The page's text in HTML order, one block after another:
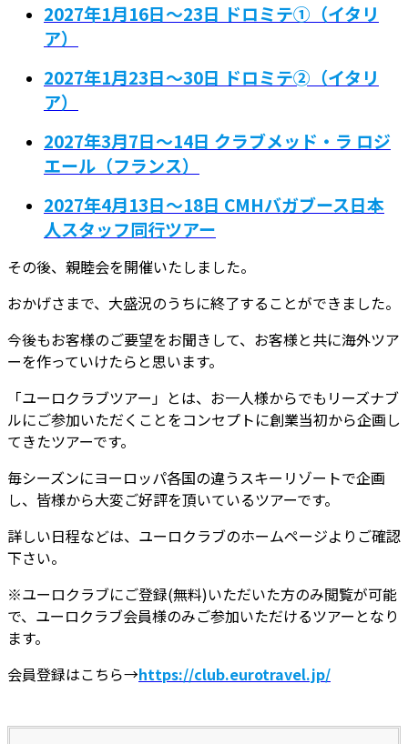
2027年1月16日～23日 ドロミテ①（イタリ
ア）
2027年1月23日～30日 ドロミテ➁（イタリ
ア）
2027年3月7日～14日 クラブメッド・ラ ロジ
エール（フランス）
2027年4月13日～18日 CMHバガブース日本
人スタッフ同行ツアー
その後、親睦会を開催いたしました。
おかげさまで、大盛況のうちに終了することができました。
今後もお客様のご要望をお聞きして、お客様と共に海外ツア
ーを作っていけたらと思います。
「ユーロクラブツアー」とは、お一人様からでもリーズナブ
ルにご参加いただくことをコンセプトに創業当初から企画し
てきたツアーです。
毎シーズンにヨーロッパ各国の違うスキーリゾートで企画
し、皆様から大変ご好評を頂いているツアーです。
詳しい日程などは、ユーロクラブのホームページよりご確認
下さい。
※ユーロクラブにご登録(無料)いただいた方のみ閲覧が可能
で、ユーロクラブ会員様のみご参加いただけるツアーとなり
ます。
会員登録はこちら→https://club.eurotravel.jp/